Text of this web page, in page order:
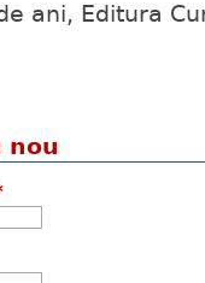
ani, Editura
nou